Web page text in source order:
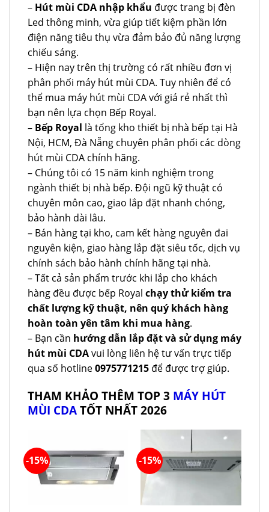
– Hút mùi CDA nhập khẩu được trang bị đèn
Led thông minh, vừa giúp tiết kiệm phần lớn
điện năng tiêu thụ vừa đảm bảo đủ năng lượng
chiếu sáng.
– Hiện nay trên thị trường có rất nhiều đơn vị
phân phối máy hút mùi CDA. Tuy nhiên để có
thể mua máy hút mùi CDA với giá rẻ nhất thì
bạn nên lựa chọn Bếp Royal.
– Bếp Royal là tổng kho thiết bị nhà bếp tại Hà
Nội, HCM, Đà Nẵng chuyên phân phối các dòng
hút mùi CDA chính hãng.
– Chúng tôi có 15 năm kinh nghiệm trong
ngành thiết bị nhà bếp. Đội ngũ kỹ thuật có
chuyên môn cao, giao lắp đặt nhanh chóng,
bảo hành dài lâu.
– Bán hàng tại kho, cam kết hàng nguyên đai
nguyên kiện, giao hàng lắp đặt siêu tốc, dịch vụ
chính sách bảo hành chính hãng tại nhà.
– Tất cả sản phẩm trước khi lắp cho khách
hàng đều được bếp Royal chạy thử kiểm tra
chất lượng kỹ thuật, nên quý khách hàng
hoàn toàn yên tâm khi mua hàng.
– Bạn cần hướng dẫn lắp đặt và sử dụng máy
hút mùi CDAvui lòng liên hệ tư vấn trực tiếp
qua số hotline0975771215 để được trợ giúp.
THAM KHẢO THÊM TOP 3 MÁY HÚT
MÙI CDATỐT NHẤT 2026
-15% -15%